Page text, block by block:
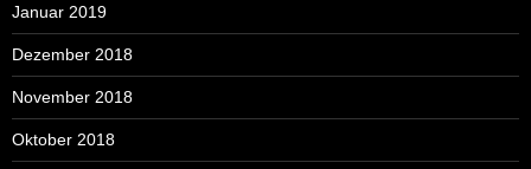
Januar 2019
Dezember 2018
November 2018
Oktober 2018